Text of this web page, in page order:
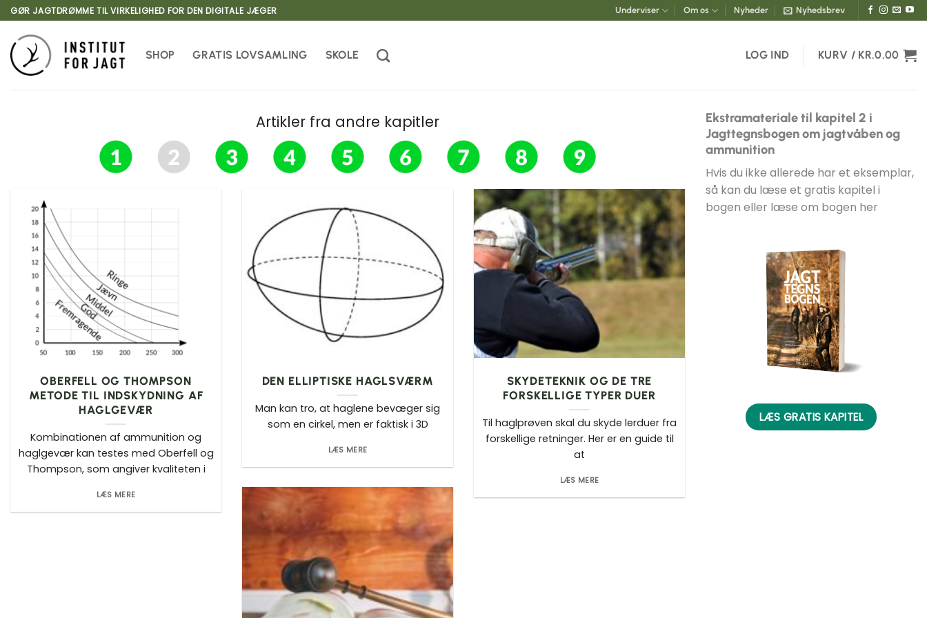
Fortsæt
til
indhold
GØR JAGTDRØMME TIL VIRKELIGHED FOR DEN DIGITALE JÆGER Underviser Om os Nyheder Nyhedsbrev
SHOP GRATIS LOVSAMLING SKOLE LOG IND KURV / KR.0.00
Artikler fra andre kapitler
OBERFELL OG THOMPSON
METODE TIL INDSKYDNING AF
HAGLGEVÆR
Kombinationen af ammunition og
haglgevær kan testes med Oberfell og
Thompson, som angiver kvaliteten i
LÆS MERE
DEN ELLIPTISKE HAGLSVÆRM
Man kan tro, at haglene bevæger sig
som en cirkel, men er faktisk i 3D
LÆS MERE
SKYDETEKNIK OG DE TRE
FORSKELLIGE TYPER DUER
Til haglprøven skal du skyde lerduer fra
forskellige retninger. Her er en guide til
at
LÆS MERE
Ekstramateriale til kapitel 2 i
Jagttegnsbogen om jagtvåben og
ammunition
Hvis du ikke allerede har et eksemplar,
så kan du læse et gratis kapitel i
bogen eller læse om bogen her
LÆS GRATIS KAPITEL